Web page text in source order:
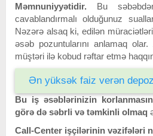
Məmnuniyyətidir. Bu
cavablandırmalı olduğunuz
Nəzərə alsaq ki, edilən
əsəb pozuntularını anlamaq
müştəri ilə kobud rəftar etmə
Ən yüksək faiz verən
Bu iş əsəblərinizin
görə də səbrli və təmkinli olmaq
Call-Center işçilərinin vəzifələri